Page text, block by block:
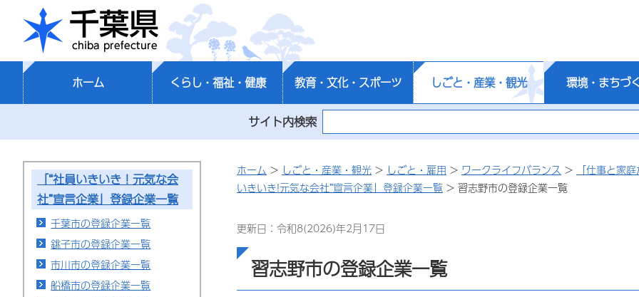
千葉県
ホーム くらし・福祉・健康 教育・文化・スポーツ しごと・産業・観光 環境・まちづ
サイト内検索
「“社員いきいき！元気な会
社”宣言企業」登録企業一覧
千葉市の登録企業一覧
銚子市の登録企業一覧
市川市の登録企業一覧
船橋市の登録企業一覧
ホーム > しごと・産業・観光 > しごと・雇用 > ワークライフバランス >
「仕事と家
いきいき!元気な会社”宣言企業」登録企業一覧 > 習志野市の登録企業一覧
更新日：令和8(2026)年2月17日
習志野市の登録企業一覧